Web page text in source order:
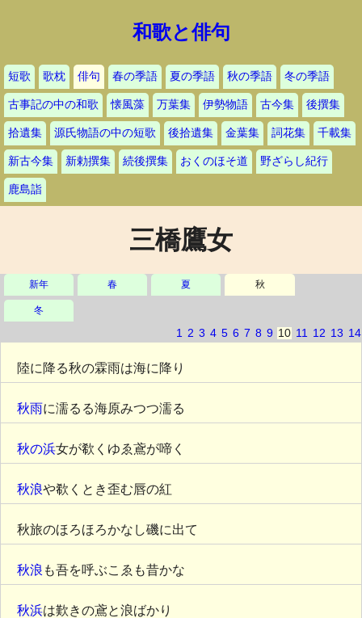
和歌と俳句
短歌 歌枕 俳句 春の季語 夏の季語 秋の季語 冬の季語
古事記の中の和歌 懐風藻 万葉集 伊勢物語 古今集 後撰集
拾遺集 源氏物語の中の短歌 後拾遺集 金葉集 詞花集 千載集
新古今集 新勅撰集 続後撰集 おくのほそ道 野ざらし紀行
鹿島詣
三橋鷹女
新年 春 夏 秋
冬
1 2 3 4 5 6 7 8 9 10 11 12 13 14
陸に降る秋の霖雨は海に降り
秋雨に濡るる海原みつつ濡る
秋の浜女が欷くゆゑ鳶が啼く
秋浪や欷くとき歪む唇の紅
秋旅のほろほろかなし磯に出て
秋浪 も吾を呼ぶこゑも昔かな
秋浜は歎きの鳶と浪ばかり